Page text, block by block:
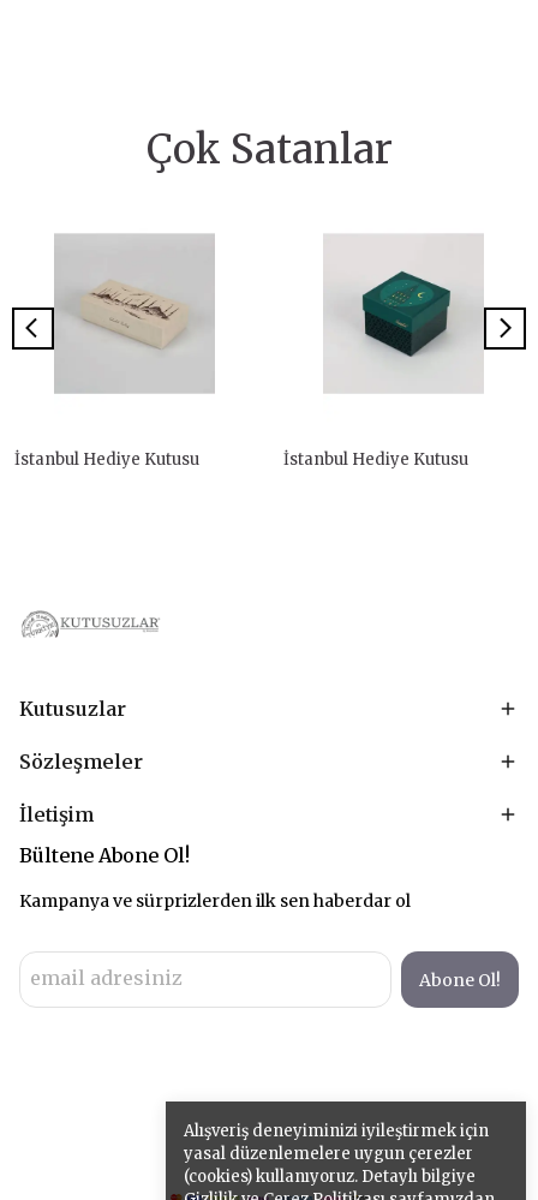
Alışveriş deneyiminizi iyileştirmek için
yasal düzenlemelere uygun çerezler
(cookies) kullanıyoruz. Detaylı bilgiye
Çok Satanlar
İstanbul Hediye Kutusu İstanbul Hediye Kutusu
Kutusuzlar
Sözleşmeler
İletişim
Bültene Abone Ol!
Kampanya ve sürprizlerden ilk sen haberdar ol
Abone Ol!